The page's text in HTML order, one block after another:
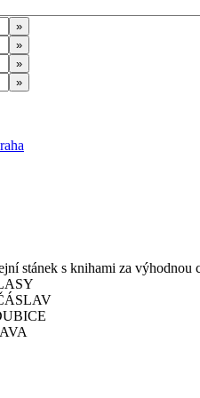
stánek s knihami za výhodnou